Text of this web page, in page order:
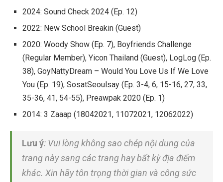
2024: Sound Check 2024 (Ep. 12)
2022: New School Breakin (Guest)
2020: Woody Show (Ep. 7), Boyfriends Challenge
(Regular Member), Yicon Thailand (Guest), LogLog (Ep.
38), GoyNattyDream – Would You Love Us If We Love
You (Ep. 19), SosatSeoulsay (Ep. 3-4, 6, 15-16, 27, 33,
35-36, 41, 54-55), Preawpak 2020 (Ep. 1)
2014: 3 Zaaap (18042021, 11072021, 12062022)
Lưu ý: Vui lòng không sao chép nội dung của
trang này sang các trang hay bất kỳ địa điểm
khác. Xin hãy tôn trọng thời gian và công sức